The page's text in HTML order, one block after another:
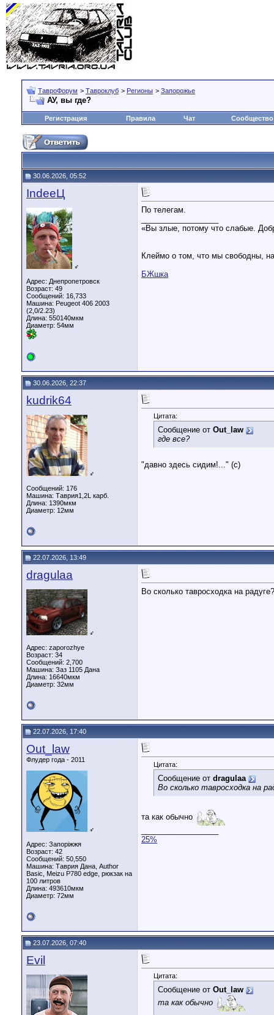
ТавроФорум > Тавроклуб > Регионы > Запорожье
АУ, вы где?
Регистрация Правила Чат Сообщество
30.06.2026, 05:52
IndeeЦ
♂
Адрес: Днепропетровск
Возраст: 49
Сообщений: 16,733
Машина: Peugeot 406 2003
(2,0/2.23)
Длина: 550140мкм
Диаметр: 54мм
По телегам.
«Вы злые, потому что слабые.
Клеймо о том, что мы свободны,
БЖшка
30.06.2026, 22:37
kudrik64
♂
Сообщений: 176
Машина: Таврия1,2L карб.
Длина: 1390мкм
Диаметр: 12мм
Цитата:
Сообщение от Out_law
где все?
"давно здесь сидим!..." (с)
22.07.2026, 13:49
dragulaa
♂
Адрес: zaporozhye
Возраст: 34
Сообщений: 2,700
Машина: Заз 1105 Дана
Длина: 16640мкм
Диаметр: 32мм
Во сколько тавросходка на радуге?
22.07.2026, 17:40
Out_law
Флудер года - 2011
♂
Адрес: Запоріжжя
Возраст: 42
Сообщений: 50,550
Машина: Таврия Дана, Author
Basic, Meizu P780 edge, рюкзак на
100 литров
Длина: 493610мкм
Диаметр: 72мм
Цитата:
Сообщение от dragulaa
Во сколько тавросходка на
та как обычно
25%
23.07.2026, 07:40
Evil
Цитата:
Сообщение от Out_law
та как обычно